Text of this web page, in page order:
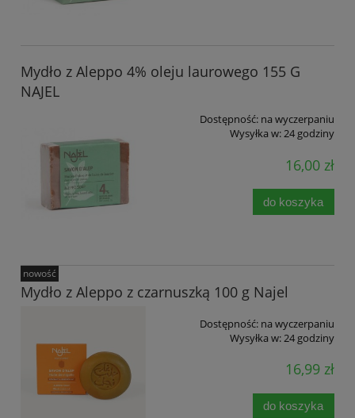
Mydło z Aleppo 4% oleju laurowego 155 G
NAJEL
Dostępność: na wyczerpaniu
Wysyłka w:24 godziny
16,00 zł
do koszyka
Mydło z Aleppo z czarnuszką 100 g Najel
Dostępność: na wyczerpaniu
Wysyłka w:24 godziny
16,99 zł
do koszyka
nowość